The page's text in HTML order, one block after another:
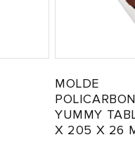
MOLDE
YUMMY
X 205 X 26